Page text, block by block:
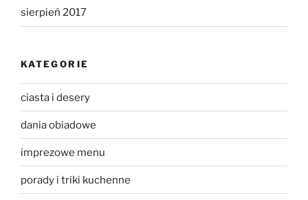
sierpień 2017
KATEGORIE
ciasta i desery
dania obiadowe
imprezowe menu
porady i triki kuchenne